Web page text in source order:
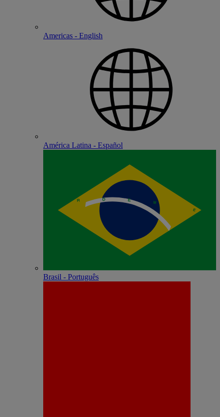
Americas - English
América Latina - Español
Brasil - Português